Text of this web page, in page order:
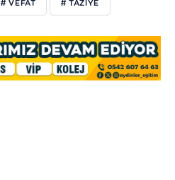
# VEFAT # TAZIYE